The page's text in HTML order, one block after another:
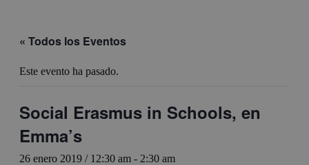
« Todos los Eventos
Este evento ha pasado.
Social Erasmus in Schools, en
Emma’s
26 enero 2019 / 12:30 am - 2:30 am